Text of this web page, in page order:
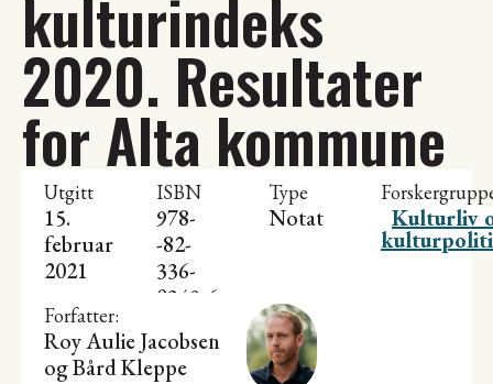
kulturindeks
2020. Resultater
for Alta kommune
Utgitt
15.
februar
2021
ISBN
978-
-82-
336-
0349-6
Type
Notat Kulturliv
Forfatter:
Roy Aulie Jacobsen
ogBård Kleppe